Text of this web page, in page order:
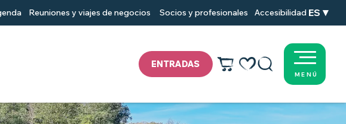
ENTRADAS
Voir les favoris
Buscar
Reuniones y viajes de negocios Socios y profesionales Accesibilidad ES
MENÚ